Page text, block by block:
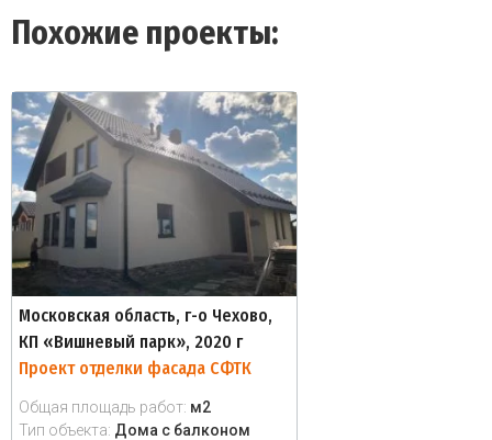
Похожие проекты:
Московская область, г-о Чехово,
КП «Вишневый парк», 2020 г
Проект отделки фасада СФТК
Общая площадь работ: м2
Тип объекта: Дома с балконом